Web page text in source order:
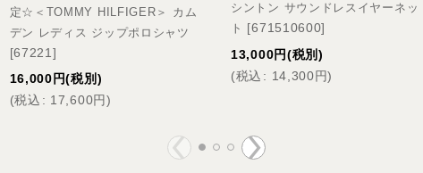
定☆＜TOMMY HILFIGER＞ カム
デン レディス ジップポロシャツ
[67221]
16,000 円(税別)
(税込 : 17,600円)
シントン サウンドレスイヤーネッ
ト [671510600]
13,000円(税別)
(税込 : 14,300円)